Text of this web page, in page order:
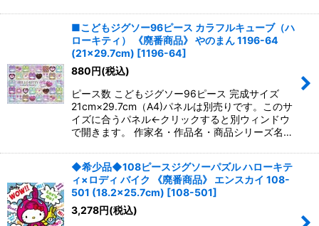
■こどもジグソー96ピース カラフルキューブ（ハ
ローキティ） 《廃番商品》 やのまん 1196-64
(21×29.7cm) [1196-64]
880円(税込)
ピース数 こどもジグソー96ピース 完成サイズ
21cm×29.7cm（A4)パネルは別売りです。このサ
イズに合うパネル←クリックすると別ウィンドウ
で開きます。 作家名・作品名・商品シリーズ名…
◆希少品◆108ピースジグソーパズル ハローキテ
ィ×ロディ バイク 《廃番商品》 エンスカイ 108-
501 (18.2×25.7cm) [108-501]
3,278円(税込)